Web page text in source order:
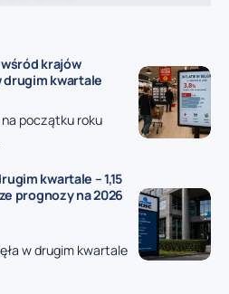
krajów
drugim kwartale
początku roku
kwartale – 1,15
prognozy na 2026
w drugim kwartale